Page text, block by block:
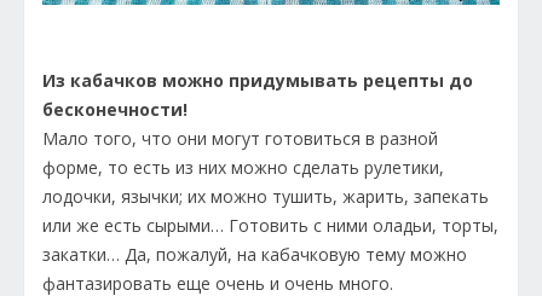
Из кабачков можно придумывать рецепты до
бесконечности!
Мало того, что они могут готовиться в разной
форме, то есть из них можно сделать рулетики,
лодочки, язычки; их можно тушить, жарить, запекать
или же есть сырыми… Готовить с ними оладьи, торты,
закатки… Да, пожалуй, на кабачковую тему можно
фантазировать еще очень и очень много.